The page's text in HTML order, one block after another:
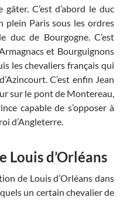
C’est d’abord le duc
plein Paris sous les ordres
duc de Bourgogne. C’est
et Bourguignons
les chevaliers français qui
C’est enfin Jean
sur le pont de Montereau,
capable de s’opposer à
d’Angleterre.
Louis d’Orléans
de Louis d’Orléans dans
un certain chevalier de